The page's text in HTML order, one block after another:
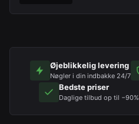
Øjeblikkelig levering
Nøgler i din indbakke 24/7
Bedste priser
Daglige tilbud op til −90%